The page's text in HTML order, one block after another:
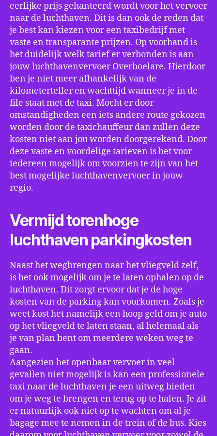
eerlijke prijs gehanteerd wordt voor het vervoer
naar de luchthaven. Dit is dan ook de reden dat
je best kan kiezen voor een taxibedrijf met
vaste en transparante prijzen. Op voorhand is
het duidelijk welk tarief er verbonden is aan
jouw luchthavenvervoer Overboelare. Hierdoor
ben je niet meer afhankelijk van de
kilometerteller en wachttijd wanneer je in de
file staat met de taxi. Mocht er door
omstandigheden een iets andere route gekozen
worden door de taxichauffeur dan zullen deze
kosten niet aan jou worden doorgerekend. Door
deze vaste en voordelige tarieven is het voor
iedereen mogelijk om voorzien te zijn van het
best mogelijke luchthavenvervoer in jouw
regio.
Vermijd torenhoge
luchthaven parkingkosten
Naast het wegbrengen naar het vliegveld zelf,
is het ook mogelijk om je te laten ophalen op de
luchthaven. Dit zorgt ervoor dat je de hoge
kosten van de parking kan voorkomen. Zoals je
weet kost het namelijk een hoop geld om je auto
op het vliegveld te laten staan, al helemaal als
je van plan bent om meerdere weken weg te
gaan.
Aangezien het openbaar vervoer in veel
gevallen niet mogelijk is kan een professionele
taxi naar de luchthaven je een uitweg bieden
om je weg te brengen en terug op te halen. Je zit
er natuurlijk ook niet op te wachten om al je
bagage mee te nemen in de trein of de bus. Kies